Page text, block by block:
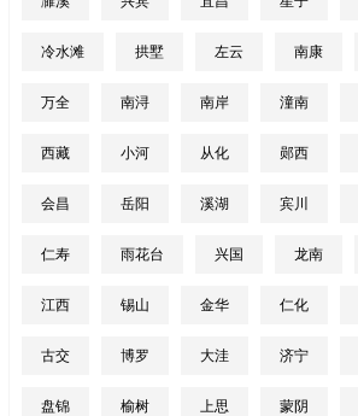
冷水滩 拱墅 左云 南康
万全 南浔 南岸 潼南
西藏 小河 从化 郧西
会昌 岳阳 溪湖 宾川
仁寿 雨花台 兴国 龙南
江西 锡山 金华 仁化
古交 博罗 大洼 济宁
盘锦 榆树 上思 蒙阴